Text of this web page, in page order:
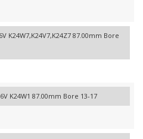
K24W7,K24V7,K24Z7 87.00mm Bore
K24W1 87.00mm Bore 13-17